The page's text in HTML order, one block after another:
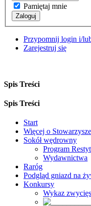
Pamiętaj mnie
Zaloguj
Przypomnij login i/
Zarejestruj się
Spis Treści
Spis Treści
Start
Więcej o
Sokół wędrowny
Program
Wydawnictwa
Raróg
Podgląd gniazd na
Konkursy
Wykaz